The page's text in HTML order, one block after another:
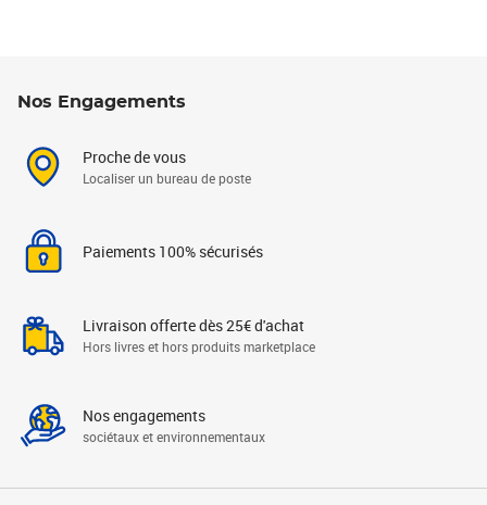
Nos Engagements
Proche de vous
Localiser un bureau de poste
Paiements 100% sécurisés
Livraison offerte dès 25€ d'achat
Hors livres et hors produits marketplace
Nos engagements
sociétaux et environnementaux